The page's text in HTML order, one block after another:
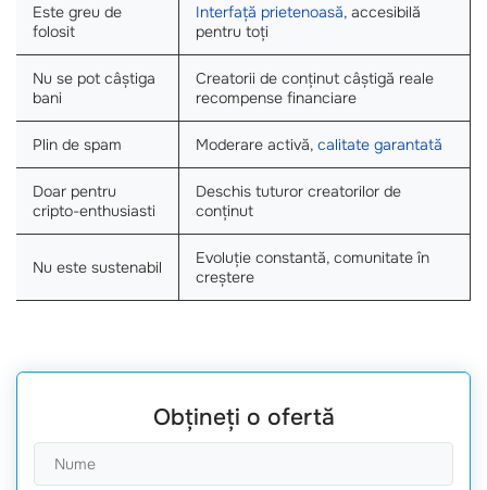
Este greu de
folosit
Interfață prietenoasă, accesibilă
pentru toți
Nu se pot câștiga
bani
Creatorii de conținut câștigă reale
recompense financiare
Plin de spam Moderare activă, calitate garantată
Doar pentru
cripto-enthusiasti
Deschis tuturor creatorilor de
conținut
Nu este sustenabil
Evoluție constantă, comunitate în
creștere
Obțineți o ofertă